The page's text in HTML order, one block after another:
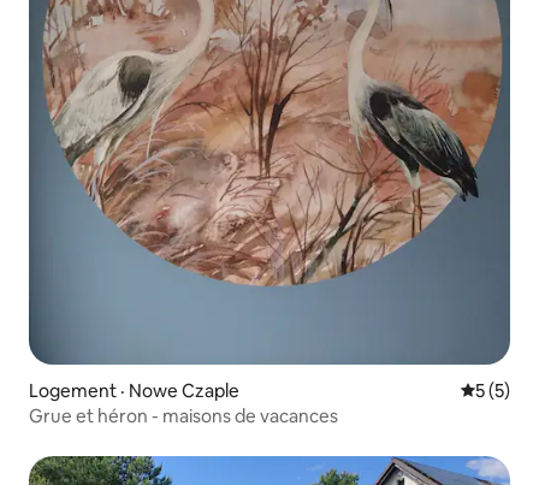
Logement · Nowe Czaple Note
5 (5)
Grue et héron - maisons de vacances